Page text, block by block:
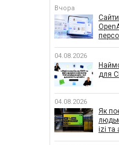
Вчора
Сайти
04.08.2026
для
04.08.2026
Як
izi та